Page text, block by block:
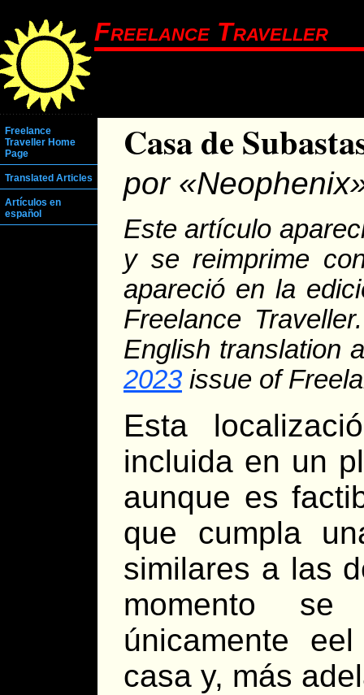
Freelance Traveller
Freelance
Traveller Home
Page
Translated Articles
Artículos en
español
Casa de
por
Este artículo
y se reimprime
apareció en la
Freelance
English translation
2023 issue of
Esta
incluida en un
aunque es
que cumpla
similares a las
momento se
únicamente
casa y, más